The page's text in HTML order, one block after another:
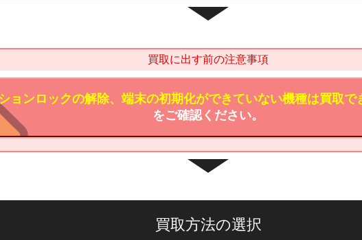
買取に出す前の注意事項
ョンロックの解除、端末の初期化ができていない機種は買取で
をご確認ください。
買取方法の選択